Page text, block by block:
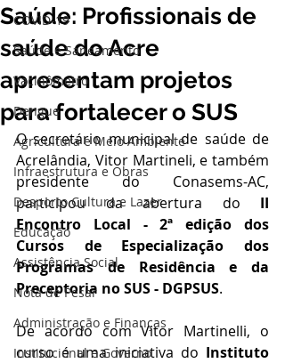
COVID-19
Saúde e Saneamento
Vacinômetro
Dengue
Agricultura e Meio Ambiente
Infraestrutura e Obras
Desporto Cultura e Lazer
Educação
Assistência Social
Nota de Pesar
Administração e Finanças
Institucional e Governo
Saúde: Profissionais de
saúde do Acre
apresentam projetos
para fortalecer o SUS
O secretário municipal de saúde de
Acrelândia, Vitor Martineli, e também
presidente do Conasems-AC,
participou da abertura do II
Encontro Local - 2ª edição dos
Cursos de Especialização dos
Programas de Residência e da
Preceptoria no SUS - DGPSUS.
De acordo com Vitor Martinelli, o
curso é uma iniciativa do Instituto